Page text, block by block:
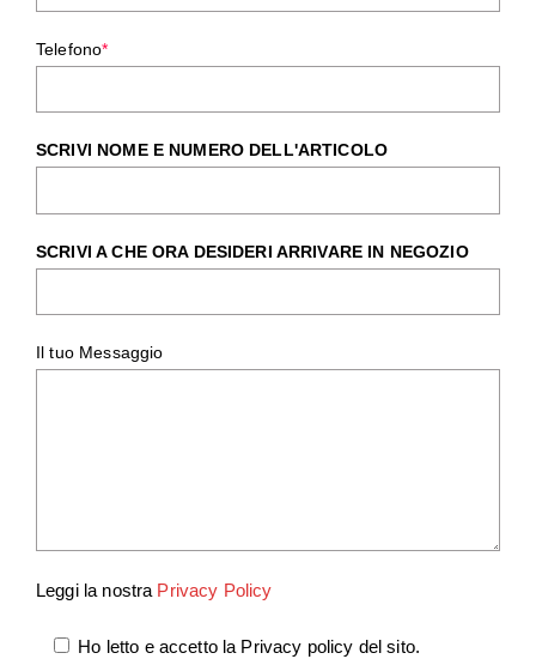
Telefono*
SCRIVI NOME E NUMERO DELL'ARTICOLO
SCRIVI A CHE ORA DESIDERI ARRIVARE IN NEGOZIO
Il tuo Messaggio
Leggi la nostra Privacy Policy
Ho letto e accetto la Privacy policy del sito.